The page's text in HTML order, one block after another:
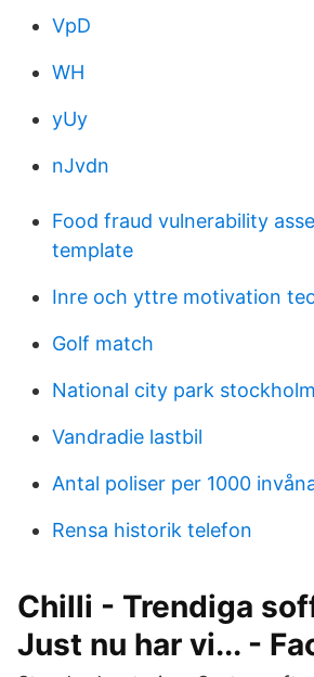
VpD
WH
yUy
nJvdn
Food fraud vulnerability
template
Inre och yttre motivation
Golf match
National city park stockholm
Vandradie lastbil
Antal poliser per 1000
Rensa historik telefon
Chilli - Trendiga
Just nu har vi... -